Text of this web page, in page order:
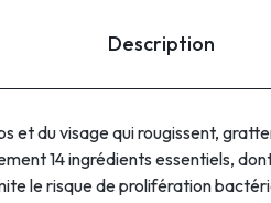
Description
et du visage qui rougissent,
14 ingrédients essentiels,
le risque de prolifération